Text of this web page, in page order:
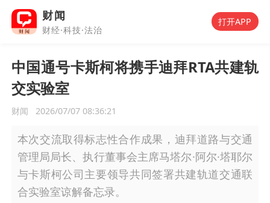
财闻
财经·科技·法治
打开APP
中国通号卡斯柯将携手迪拜RTA共建轨
交实验室
财闻 2026/07/07 08:36:21
本次交流取得标志性合作成果，迪拜道路与交通
管理局局长、执行董事会主席马塔尔·阿尔·塔耶尔
与卡斯柯公司主要领导共同签署共建轨道交通联
合实验室谅解备忘录。